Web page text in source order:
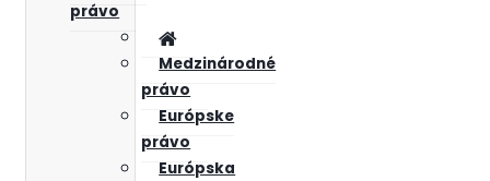
právo
Medzinárodné
právo
Európske
právo
Európska